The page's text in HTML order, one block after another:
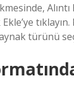
türünü